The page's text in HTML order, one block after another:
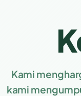
Kami
kami